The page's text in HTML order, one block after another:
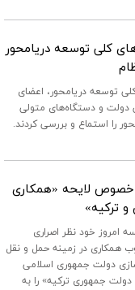
کلی توسعه دریامحور
توسعه دریامحور، اعضای
و دستگاه‌های متولی
را استماع و بررسی کردند.
لایحه «همکاری
و ترکیه»
خود نظر اصراری
همکاری در زمینه حمل و نقل
دولت جمهوری اسلامی
جمهوری ترکیه» را به